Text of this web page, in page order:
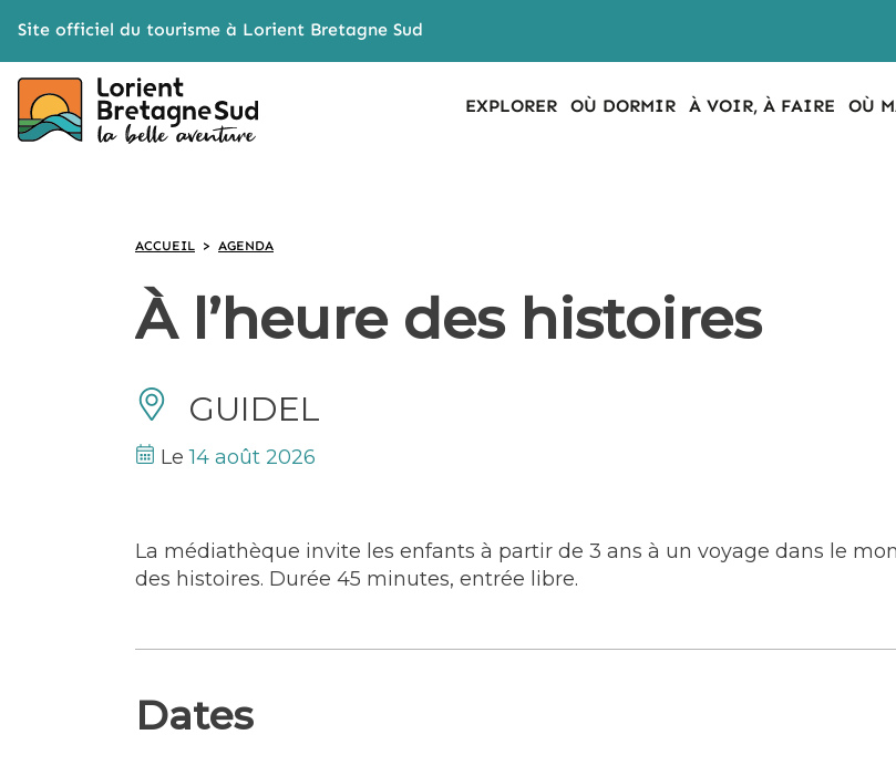
Site officiel du tourisme à Lorient Bretagne Sud
EXPLORER OÙ DORMIR À VOIR, À FAIRE OÙ
ACCUEIL > AGENDA
À l’heure des histoires
GUIDEL
Le14 août 2026
La médiathèque invite les enfants à partir de 3 ans à un voyage dans le
des histoires. Durée 45 minutes, entrée libre.
Dates